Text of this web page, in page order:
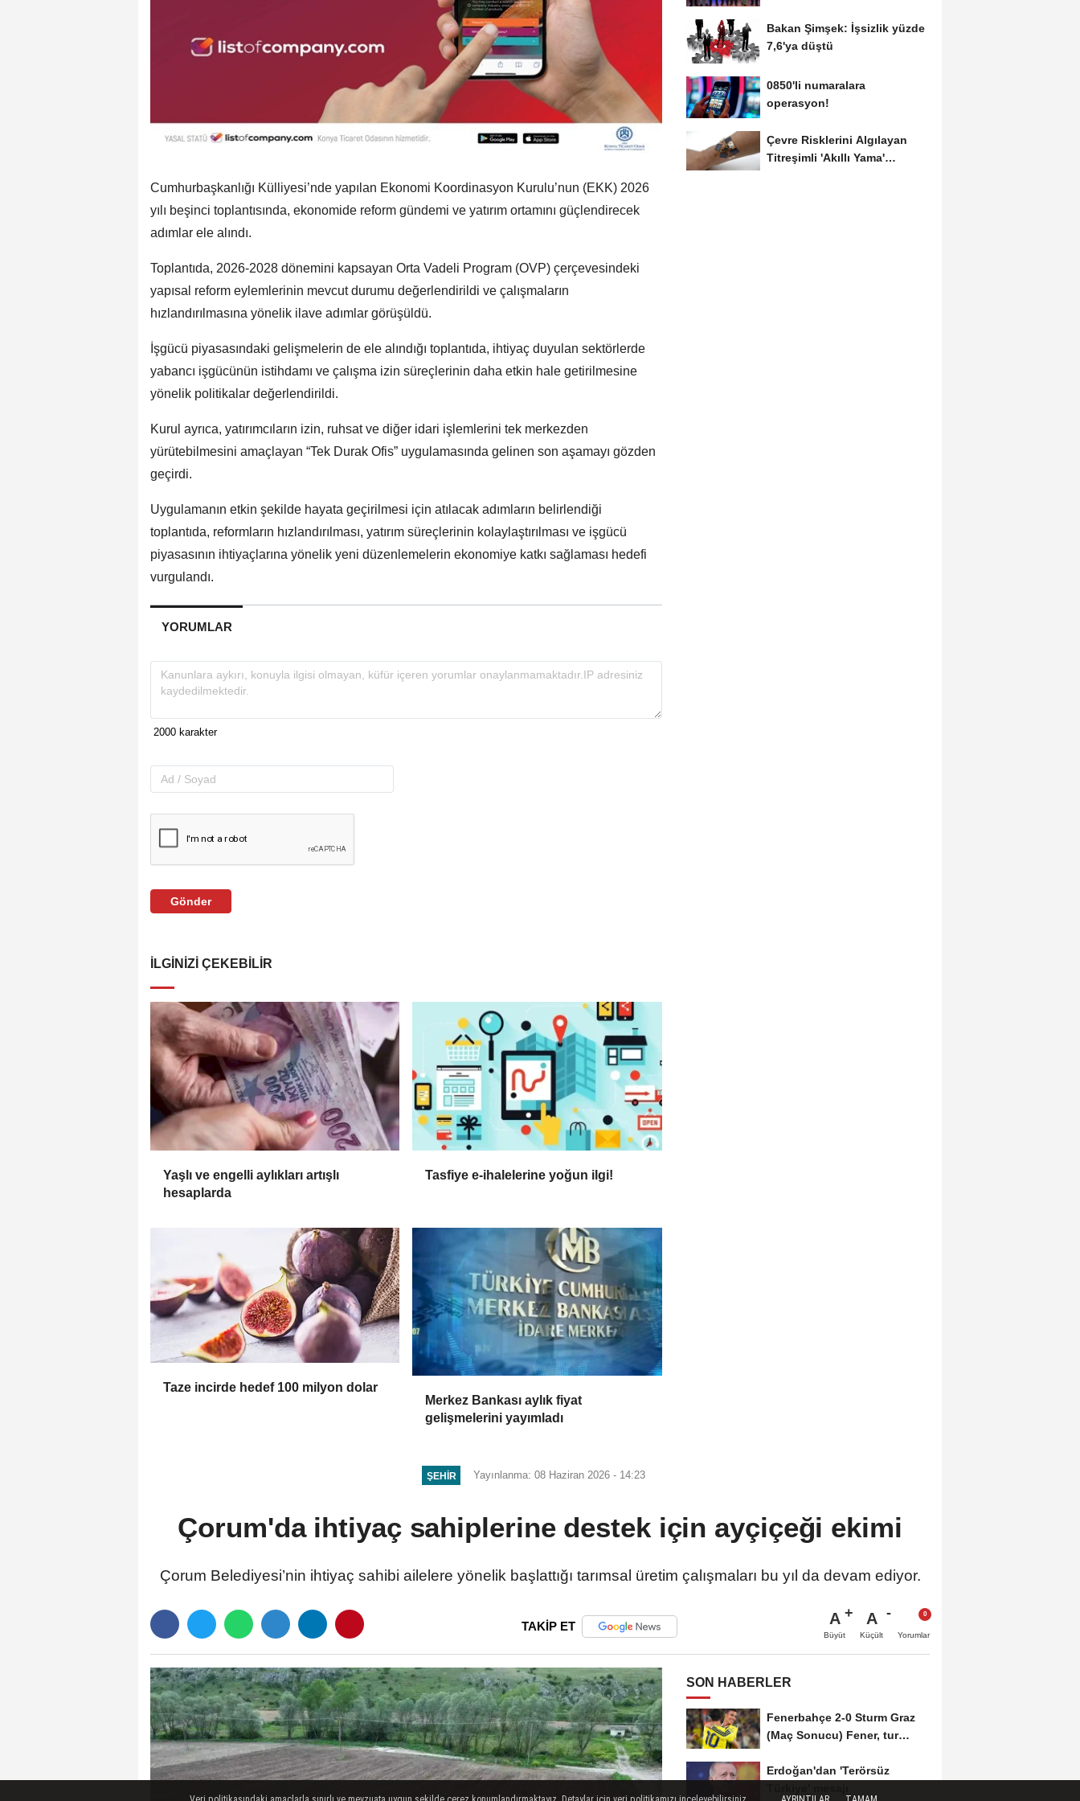
Cumhurbaşkanlığı Külliyesi’nde yapılan Ekonomi Koordinasyon Kurulu’nun (EKK) 2026
yılı beşinci toplantısında, ekonomide reform gündemi ve yatırım ortamını güçlendirecek
adımlar ele alındı.
Toplantıda, 2026-2028 dönemini kapsayan Orta Vadeli Program (OVP) çerçevesindeki
yapısal reform eylemlerinin mevcut durumu değerlendirildi ve çalışmaların
hızlandırılmasına yönelik ilave adımlar görüşüldü.
İşgücü piyasasındaki gelişmelerin de ele alındığı toplantıda, ihtiyaç duyulan sektörlerde
yabancı işgücünün istihdamı ve çalışma izin süreçlerinin daha etkin hale getirilmesine
yönelik politikalar değerlendirildi.
Kurul ayrıca, yatırımcıların izin, ruhsat ve diğer idari işlemlerini tek merkezden
yürütebilmesini amaçlayan “Tek Durak Ofis” uygulamasında gelinen son aşamayı gözden
geçirdi.
Uygulamanın etkin şekilde hayata geçirilmesi için atılacak adımların belirlendiği
toplantıda, reformların hızlandırılması, yatırım süreçlerinin kolaylaştırılması ve işgücü
piyasasının ihtiyaçlarına yönelik yeni düzenlemelerin ekonomiye katkı sağlaması hedefi
vurgulandı.
YORUMLAR
Gönder
İLGINIZI ÇEKEBILIR
Yaşlı ve engelli aylıkları artışlı
hesaplarda
Tasfiye e-ihalelerine yoğun ilgi!
Taze incirde hedef 100 milyon dolar
Merkez Bankası aylık fiyat
gelişmelerini yayımladı
Bakan Şimşek: İşsizlik yüzde
7,6'ya düştü
0850'li numaralara
operasyon!
Çevre Risklerini Algılayan
Titreşimli 'Akıllı Yama'
ŞEHIR Yayınlanma: 08 Haziran 2026 - 14:23
Çorum'da ihtiyaç sahiplerine destek için ayçiçeği ekimi
Çorum Belediyesi’nin ihtiyaç sahibi ailelere yönelik başlattığı tarımsal üretim çalışmaları bu yıl da devam ediyor.
TAKİP ET A
Büyüt
A
Küçült Yorumlar
SON HABERLER
Fenerbahçe 2-0 Sturm Graz
(Maç Sonucu) Fener, tur
Erdoğan'dan 'Terörsüz